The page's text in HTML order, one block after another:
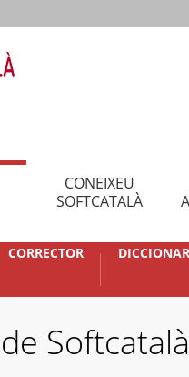
CONEIXEU
SOFTCATALÀ
CORRECTOR
Softcatalà